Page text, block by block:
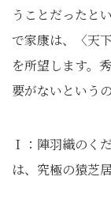
うことだったと
で家康は、〈天
を所望します。
要がないというの
Ｉ：陣羽織のく
は、究極の猿芝